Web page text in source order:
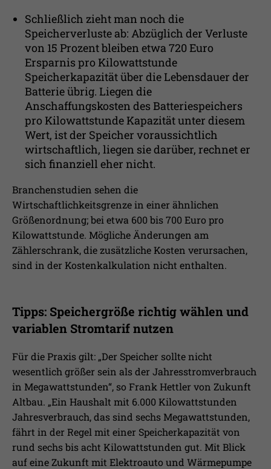
Schließlich zieht man noch die
Speicherverluste ab: Abzüglich der Verluste
von 15 Prozent bleiben etwa 720 Euro
Ersparnis pro Kilowattstunde
Speicherkapazität über die Lebensdauer der
Batterie übrig. Liegen die
Anschaffungskosten des Batteriespeichers
pro Kilowattstunde Kapazität unter diesem
Wert, ist der Speicher voraussichtlich
wirtschaftlich, liegen sie darüber, rechnet er
sich finanziell eher nicht.
Branchenstudien sehen die
Wirtschaftlichkeitsgrenze in einer ähnlichen
Größenordnung; bei etwa 600 bis 700 Euro pro
Kilowattstunde. Mögliche Änderungen am
Zählerschrank, die zusätzliche Kosten verursachen,
sind in der Kostenkalkulation nicht enthalten.
Tipps: Speichergröße richtig wählen und
variablen Stromtarif nutzen
Für die Praxis gilt: „Der Speicher sollte nicht
wesentlich größer sein als der Jahresstromverbrauch
in Megawattstunden“, so Frank Hettler von Zukunft
Altbau. „Ein Haushalt mit 6.000 Kilowattstunden
Jahresverbrauch, das sind sechs Megawattstunden,
fährt in der Regel mit einer Speicherkapazität von
rund sechs bis acht Kilowattstunden gut. Mit Blick
auf eine Zukunft mit Elektroauto und Wärmepumpe